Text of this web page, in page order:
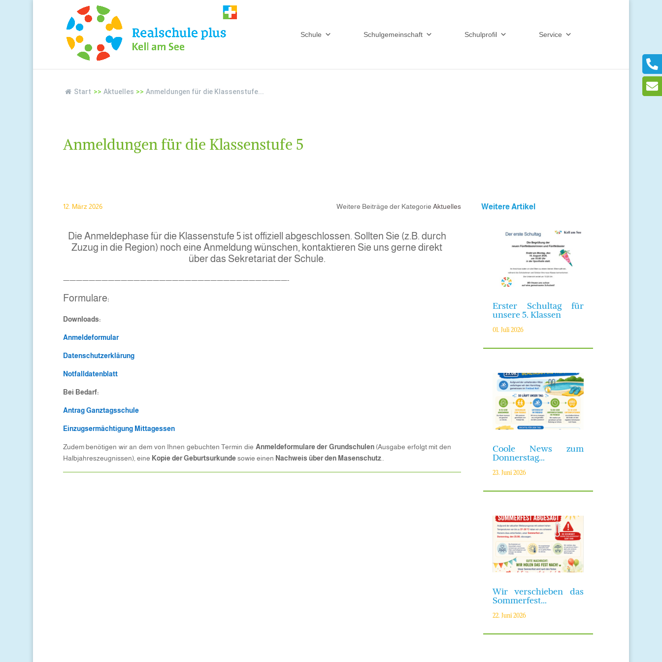
Schule Schulgemeinschaft Schulprofil Service
Start >> Aktuelles >> Anmeldungen für die Klassenstufe...
Anmeldungen für die Klassenstufe 5
12. März 2026 Weitere Beiträge der Kategorie Aktuelles
Die Anmeldephase für die Klassenstufe 5 ist offiziell abgeschlossen. Sollten Sie (z.B. durch
Zuzug in die Region) noch eine Anmeldung wünschen, kontaktieren Sie uns gerne direkt
über das Sekretariat der Schule.
———————————————————————————————————-
Formulare:
Downloads:
Anmeldeformular
Datenschutzerklärung
Notfalldatenblatt
Bei Bedarf:
Antrag Ganztagsschule
Einzugsermächtigung Mittagessen
Zudem benötigen wir an dem von Ihnen gebuchten Termin die Anmeldeformulare der Grundschulen(Ausgabe erfolgt mit den
Halbjahreszeugnissen), eine Kopie der Geburtsurkundesowie einen Nachweis über den Masenschutz..
Weitere Artikel
Erster Schultag für
unsere 5. Klassen
01. Juli 2026
Coole News zum
Donnerstag…
23. Juni 2026
Wir verschieben das
Sommerfest…
22. Juni 2026